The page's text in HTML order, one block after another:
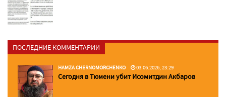
ПОСЛЕДНИЕ КОММЕНТАРИИ
HAMZA CHERNOMORCHENKO 03.06.2026, 23:29
Сегодня в Тюмени убит Исомитдин Акбаров